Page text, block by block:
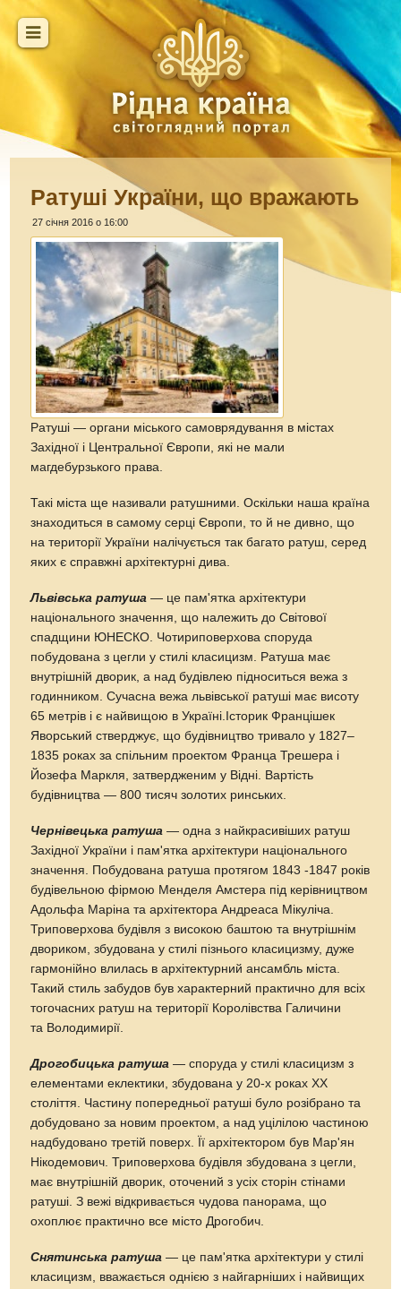
Ратуші України, що вражають
27 січня 2016 о 16:00
Ратуші — органи міського самоврядування в містах
Західної і Центральної Європи, які не мали
магдебурзького права.
Такі міста ще називали ратушними. Оскільки наша країна
знаходиться в самому серці Європи, то й не дивно, що
на території України налічується так багато ратуш, серед
яких є справжні архітектурні дива.
Львівська ратуша — це пам'ятка архітектури
національного значення, що належить до Світової
спадщини ЮНЕСКО. Чотириповерхова споруда
побудована з цегли у стилі класицизм. Ратуша має
внутрішній дворик, а над будівлею підноситься вежа з
годинником. Сучасна вежа львівської ратуші має висоту
65 метрів і є найвищою в Україні.Історик Францішек
Яворський стверджує, що будівництво тривало у 1827–
1835 роках за спільним проектом Франца Трешера і
Йозефа Маркля, затвердженим у Відні. Вартість
будівництва — 800 тисяч золотих ринських.
Чернівецька ратуша — одна з найкрасивіших ратуш
Західної України і пам'ятка архітектури національного
значення. Побудована ратуша протягом 1843 -1847 років
будівельною фірмою Менделя Амстера під керівництвом
Адольфа Маріна та архітектора Андреаса Мікуліча.
Триповерхова будівля з високою баштою та внутрішнім
двориком, збудована у стилі пізнього класицизму, дуже
гармонійно влилась в архітектурний ансамбль міста.
Такий стиль забудов був характерний практично для всіх
тогочасних ратуш на території Королівства Галичини
та Володимирії.
Дрогобицька ратуша — споруда у стилі класицизм з
елементами еклектики, збудована у 20-х роках ХХ
століття. Частину попередньої ратуші було розібрано та
добудовано за новим проектом, а над уцілілою частиною
надбудовано третій поверх. Її архітектором був Мар'ян
Нікодемович. Триповерхова будівля збудована з цегли,
має внутрішній дворик, оточений з усіх сторін стінами
ратуші. З вежі відкривається чудова панорама, що
охоплює практично все місто Дрогобич.
Снятинська ратуша — це пам'ятка архітектури у стилі
класицизм, вважається однією з найгарніших і найвищих